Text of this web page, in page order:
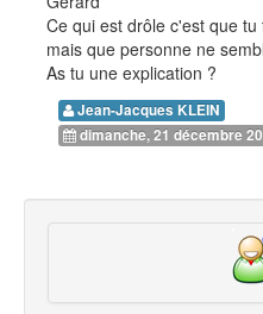
Ce qui est drôle c'est que
mais que personne ne
As tu une explication ?
Jean-Jacques KLEIN
dimanche, 21 décembre